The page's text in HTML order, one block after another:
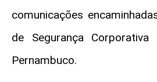
comunicações
de Segurança
Pernambuco.